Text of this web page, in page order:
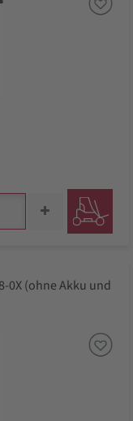
0X (ohne Akku und